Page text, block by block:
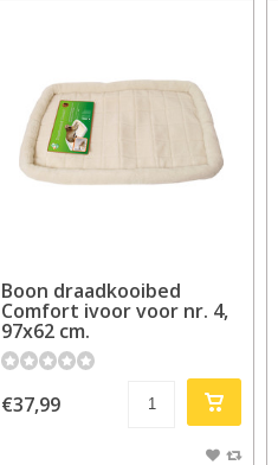
Boon draadkooibed
Comfort ivoor voor nr. 4,
97x62 cm.
€37,99